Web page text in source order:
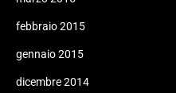
febbraio 2015
gennaio 2015
dicembre 2014